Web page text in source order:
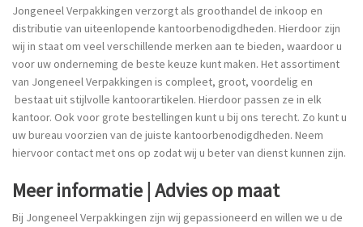
Jongeneel Verpakkingen verzorgt als groothandel de inkoop en
distributie van uiteenlopende kantoorbenodigdheden. Hierdoor zijn
wij in staat om veel verschillende merken aan te bieden, waardoor u
voor uw onderneming de beste keuze kunt maken. Het assortiment
van Jongeneel Verpakkingen is compleet, groot, voordelig en
bestaat uit stijlvolle kantoorartikelen. Hierdoor passen ze in elk
kantoor. Ook voor grote bestellingen kunt u bij ons terecht. Zo kunt u
uw bureau voorzien van de juiste kantoorbenodigdheden. Neem
hiervoor contact met ons op zodat wij u beter van dienst kunnen zijn.
Meer informatie | Advies op maat
Bij Jongeneel Verpakkingen zijn wij gepassioneerd en willen we u de